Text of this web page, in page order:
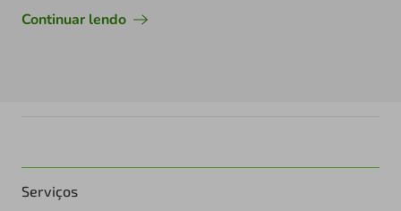
Continuar lendo
Serviços